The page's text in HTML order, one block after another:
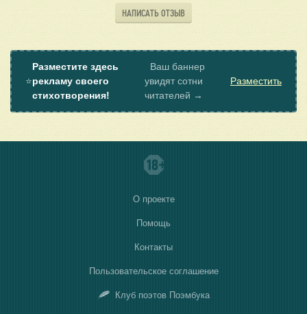
НАПИСАТЬ ОТЗЫВ
⭐
Разместите здесь
рекламу своего
стихотворения!
Ваш баннер
увидят сотни
читателей →
Разместить
О проекте
Помощь
Контакты
Пользовательское соглашение
Клуб поэтов Поэмбука